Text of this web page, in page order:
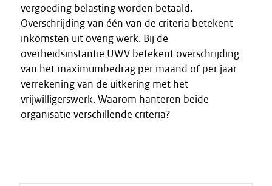
vergoeding belasting worden betaald.
Overschrijding van één van de criteria betekent
inkomsten uit overig werk. Bij de
overheidsinstantie UWV betekent overschrijding
van het maximumbedrag per maand of per jaar
verrekening van de uitkering met het
vrijwilligerswerk. Waarom hanteren beide
organisatie verschillende criteria?